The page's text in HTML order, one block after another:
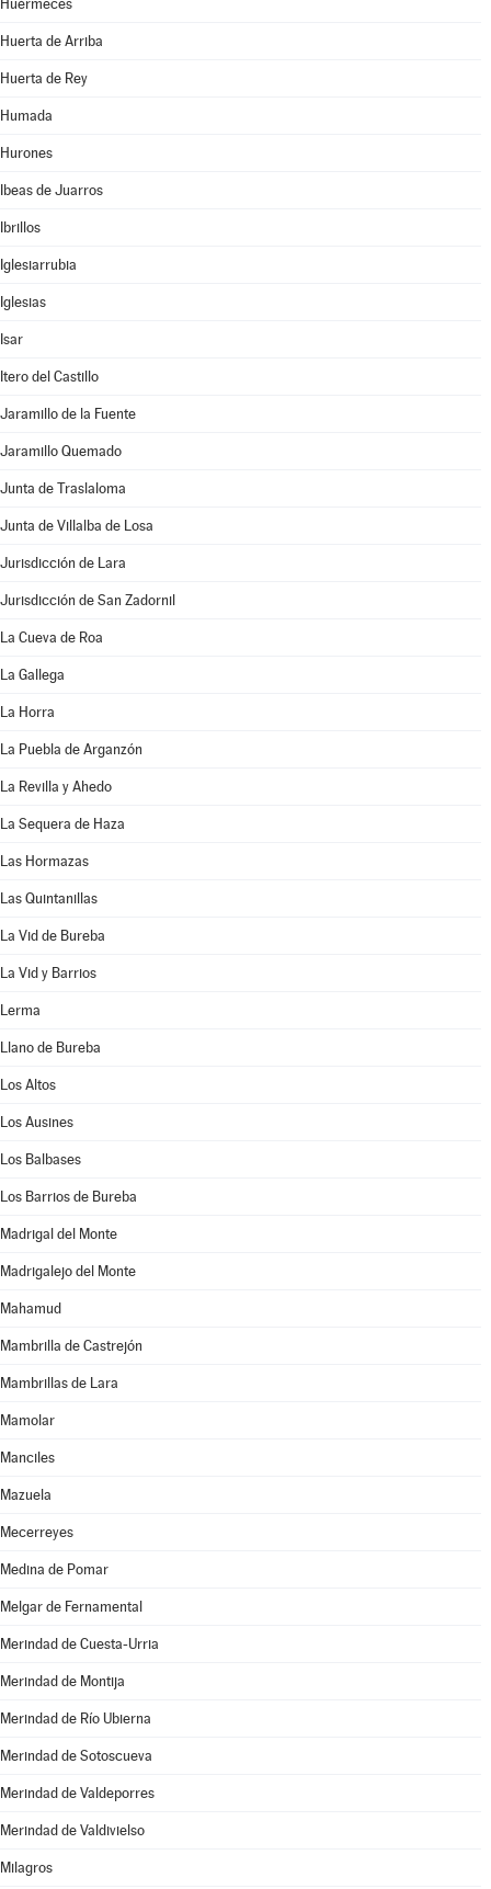
Huérmeces
Huerta de Arriba
Huerta de Rey
Humada
Hurones
Ibeas de Juarros
Ibrillos
Iglesiarrubia
Iglesias
Isar
Itero del Castillo
Jaramillo de la Fuente
Jaramillo Quemado
Junta de Traslaloma
Junta de Villalba de Losa
Jurisdicción de Lara
Jurisdicción de San Zadornil
La Cueva de Roa
La Gallega
La Horra
La Puebla de Arganzón
La Revilla y Ahedo
La Sequera de Haza
Las Hormazas
Las Quintanillas
La Vid de Bureba
La Vid y Barrios
Lerma
Llano de Bureba
Los Altos
Los Ausines
Los Balbases
Los Barrios de Bureba
Madrigal del Monte
Madrigalejo del Monte
Mahamud
Mambrilla de Castrejón
Mambrillas de Lara
Mamolar
Manciles
Mazuela
Mecerreyes
Medina de Pomar
Melgar de Fernamental
Merindad de Cuesta-Urria
Merindad de Montija
Merindad de Río Ubierna
Merindad de Sotoscueva
Merindad de Valdeporres
Merindad de Valdivielso
Milagros